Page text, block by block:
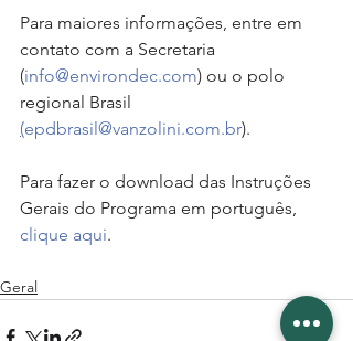
Para maiores informações, entre em
contato com a Secretaria
(info@environdec.com) ou o polo
regional Brasil
(epdbrasil@vanzolini.com.br).
Para fazer o download das Instruções
Gerais do Programa em português,
clique aqui.
Geral